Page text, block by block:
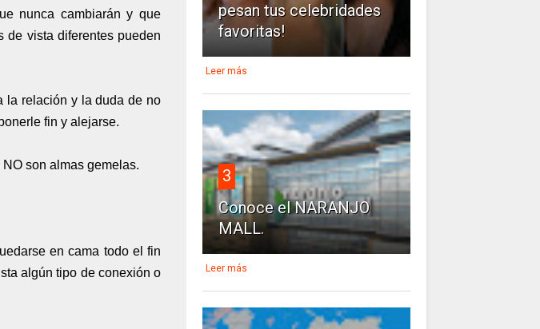
nunca cambiarán y que
de vista diferentes pueden
la relación y la duda de no
fin y alejarse.
son almas gemelas.
en cama todo el fin
algún tipo de conexión o
pesan tus celebridades
favoritas!
Leer más
3
Conoce el NARANJO
MALL.
Leer más